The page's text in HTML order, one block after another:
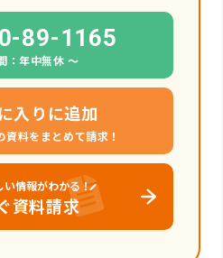
89-1165
：年中無休 〜
入りに追加
資料をまとめて請求！
い情報がわかる！
資料請求